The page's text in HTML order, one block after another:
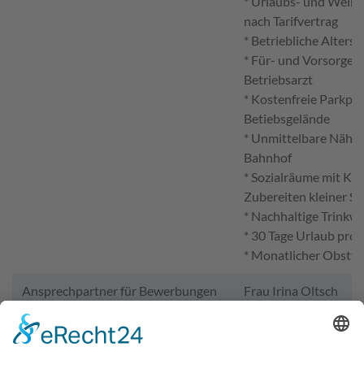
nach Tarifvertrag
* Betriebliche
* Für- und Vorsorge
Betriebsarzt
* Kostenfreie
Betiebsgelände
* Unmittelbare Nähe
Bahnhof
* Sozialräume mit
Zubereiten kleiner
* Nachhaltige
* 30 Tage Urlaub pro
* Monatlicher
Ansprechpartner für Bewerbungen Frau Irina Oltsch